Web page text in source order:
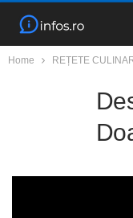
Home REȚETE